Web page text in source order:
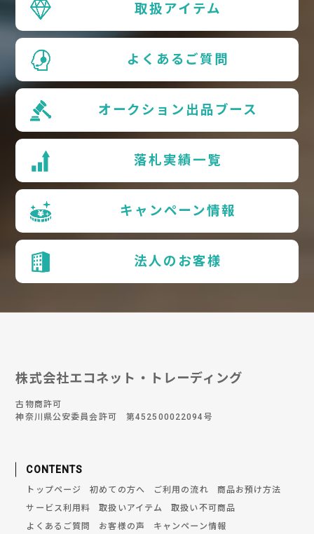
取扱アイテム
よくあるご質問
オークション出品ブース
落札実績一覧
キャンペーン情報
法人のお客様
株式会社エコネット・トレーディング
古物商許可
神奈川県公安委員会許可 第452500022094号
CONTENTS
トップページ 初めての方へ ご利用の流れ
商品お預け方法
サービス利用料
取扱いアイテム
取扱い不可商品
よくあるご質問
お客様の声
キャンペーン情報